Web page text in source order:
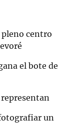
pleno centro
el bote de
un